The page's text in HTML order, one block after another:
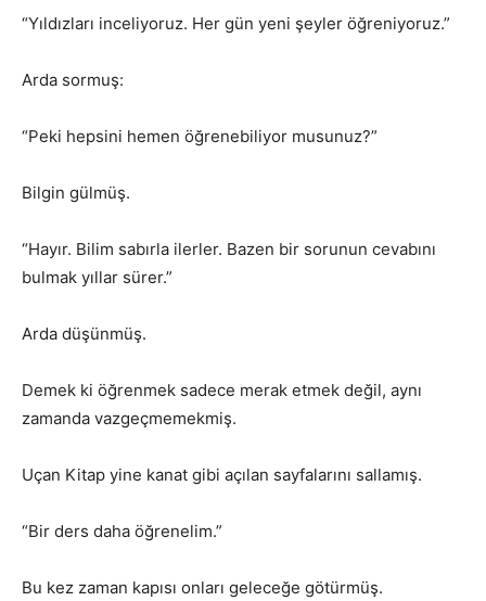
“Yıldızları inceliyoruz. Her gün yeni şeyler öğreniyoruz.”
Arda sormuş:
“Peki hepsini hemen öğrenebiliyor musunuz?”
Bilgin gülmüş.
“Hayır. Bilim sabırla ilerler. Bazen bir sorunun cevabını
bulmak yıllar sürer.”
Arda düşünmüş.
Demek ki öğrenmek sadece merak etmek değil, aynı
zamanda vazgeçmemekmiş.
Uçan Kitap yine kanat gibi açılan sayfalarını sallamış.
“Bir ders daha öğrenelim.”
Bu kez zaman kapısı onları geleceğe götürmüş.